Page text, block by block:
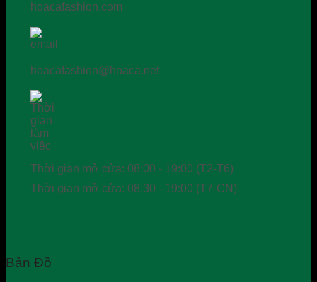
hoacafashion.com
hoacafashion@hoaca.net
Thời gian mở cửa: 08:00 - 19:00 (T2-T6)
Thời gian mở cửa: 08:30 - 19:00 (T7-CN)
Bản Đồ